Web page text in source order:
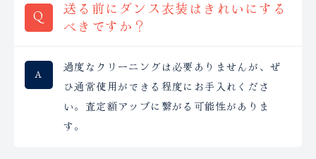
送る前にダンス衣装はきれいにする
べきですか？
過度なクリーニングは必要ありませんが、ぜ
ひ通常使用ができる程度にお手入れくださ
い。査定額アップに繋がる可能性がありま
す。